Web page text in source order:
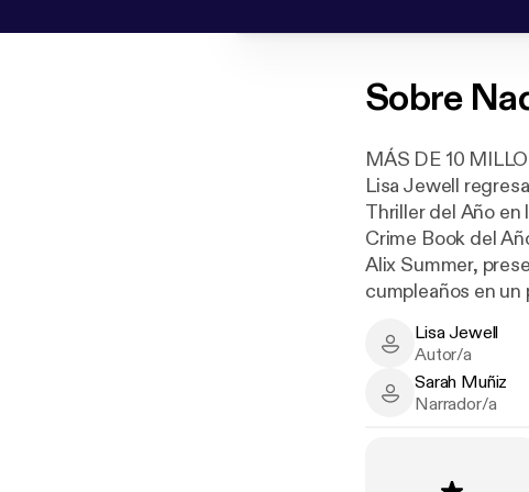
Sobre
MÁS DE 10
Lisa Jewell
Thriller del Año en
Crime Book del
Alix Summer,
cumpleaños en
Unos días más
Josie ha estado
tema interesante
convirtiéndose
Lisa Jewell - Author
Lisa Jewell
Autor/a
Sarah Muñiz -
Sarah Muñiz
Narrador/a